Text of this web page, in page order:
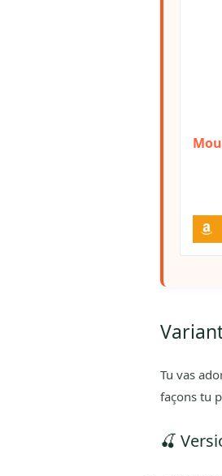
Tu vas
façons tu
🍒